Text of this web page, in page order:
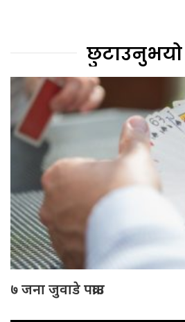
छुटाउनुभयो
७ जना जुवाडे पक्राउ